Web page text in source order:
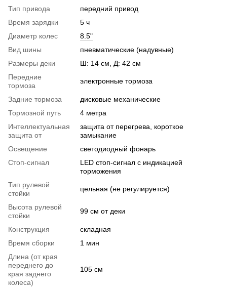
Тип привода
передний привод
Время зарядки
5 ч
Диаметр колес
8.5"
Вид шины
пневматические (надувные)
Размеры деки
Ш: 14 см, Д: 42 см
Передние
тормоза
электронные тормоза
Задние тормоза
дисковые механические
Тормозной путь
4 метра
Интеллектуальная
защита от
защита от перегрева, короткое
замыкание
Освещение
светодиодный фонарь
Стоп-сигнал
LED стоп-сигнал с индикацией
торможения
Тип рулевой
стойки
цельная (не регулируется)
Высота рулевой
стойки
99 см от деки
Конструкция
складная
Время сборки
1 мин
Длина (от края
переднего до
края заднего
колеса)
105 см